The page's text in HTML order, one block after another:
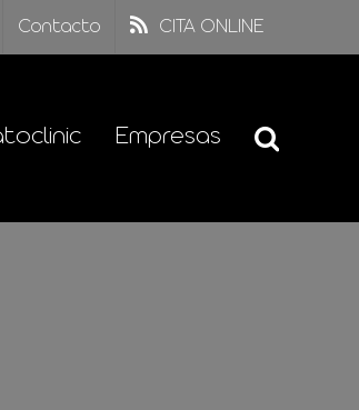
Contacto CITA ONLINE
Empresas